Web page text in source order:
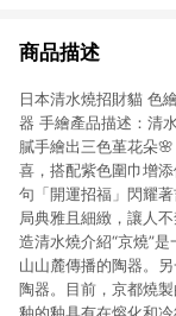
商品描述
日本清水燒招財貓 色
器 手繪產品描述：清
膩手繪出三色堇花朵
喜，搭配紫色圍巾增
句「開運招福」閃耀
局典雅且細緻，讓人
造清水燒介紹“京燒”
山山麓傳播的陶器。
陶器。目前，京都燒